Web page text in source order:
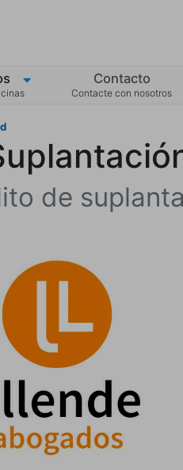
Contacto
Contacte con nosotros
de